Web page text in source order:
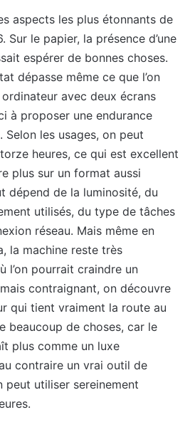
aspects les plus étonnants de
le papier, la présence d’une
espérer de bonnes choses.
dépasse même ce que l’on
avec deux écrans
à proposer une endurance
les usages, on peut
heures, ce qui est excellent
plus sur un format aussi
dépend de la luminosité, du
utilisés, du type de tâches
réseau. Mais même en
la machine reste très
l’on pourrait craindre un
contraignant, on découvre
qui tient vraiment la route au
beaucoup de choses, car le
plus comme un luxe
contraire un vrai outil de
peut utiliser sereinement